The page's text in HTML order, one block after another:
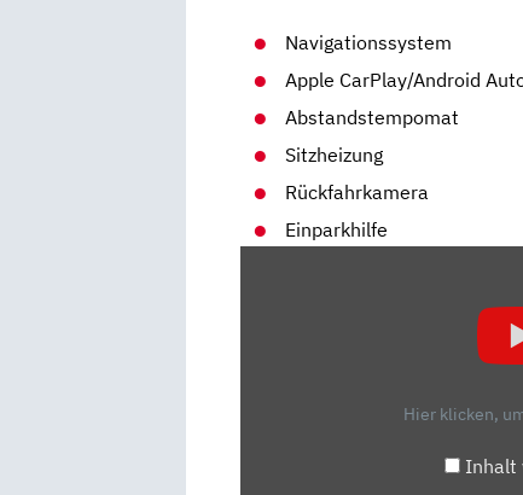
Navigationssystem
Apple CarPlay/Android
Abstandstempomat
Sitzheizung
Rückfahrkamera
Einparkhilfe
Hier klicken,
Inhalt